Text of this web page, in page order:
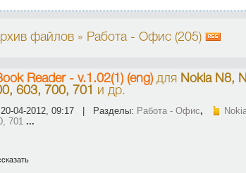
файлов » Работа - Офис (205)
Reader - v.1.02(1) (eng)для Nokia N8,
603, 700, 701
и др.
20-04-2012, 09:17 | Разделы: Работа - Офис,
701 ...